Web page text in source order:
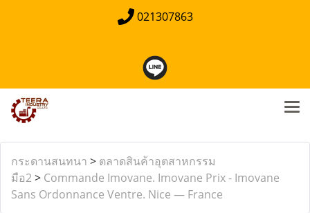
021307863
กระดานสนทนา > ตลาดสินค้าอุตสาหกรรม
มือ2> Commande Imovane. Imovane Prix - Imovane
Sans Ordonnance Ventre. Nice — France